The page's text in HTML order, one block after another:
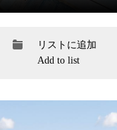
リストに追加
Add to list